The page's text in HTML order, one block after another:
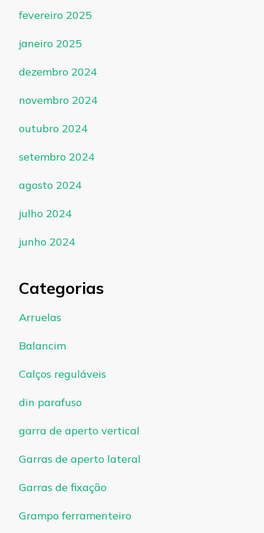
fevereiro 2025
janeiro 2025
dezembro 2024
novembro 2024
outubro 2024
setembro 2024
agosto 2024
julho 2024
junho 2024
Categorias
Arruelas
Balancim
Calços reguláveis
din parafuso
garra de aperto vertical
Garras de aperto lateral
Garras de fixação
Grampo ferramenteiro